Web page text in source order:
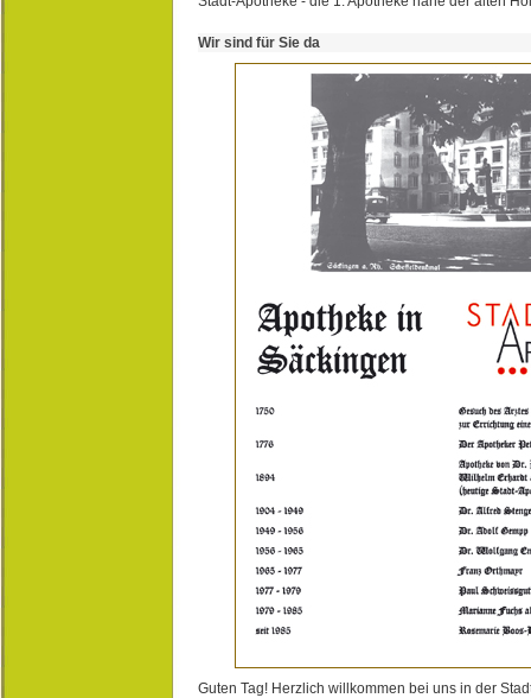
Wir sind für Sie da
Guten Tag! Herzlich willkommen bei uns in der